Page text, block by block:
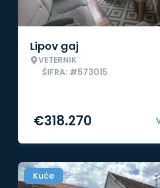
Lipov gaj
VETERNIK
ŠIFRA: #573015
€318.270
Kuće